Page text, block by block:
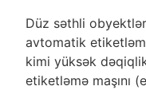
Düz səthli
avtomatik
kimi yüksək
etiketləmə maşını